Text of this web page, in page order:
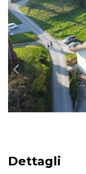
Next slide
Dettagli